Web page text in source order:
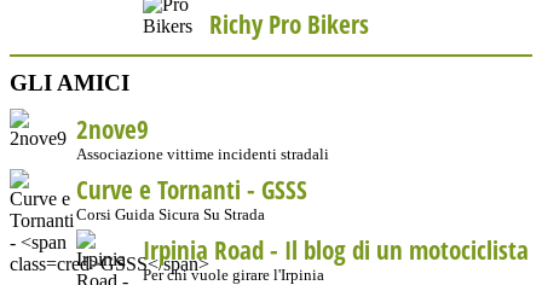
Richy Pro Bikers
GLI AMICI
2nove9
Associazione vittime incidenti stradali
Curve e Tornanti - GSSS
Corsi Guida Sicura Su Strada
Irpinia Road - Il blog di un motociclista
Per chi vuole girare l'Irpinia